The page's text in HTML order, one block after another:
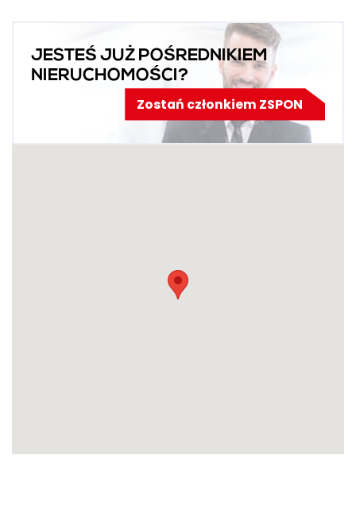
JESTEŚ JUŻ POŚREDNIKIEM
NIERUCHOMOŚCI?
Zostań członkiem ZSPON